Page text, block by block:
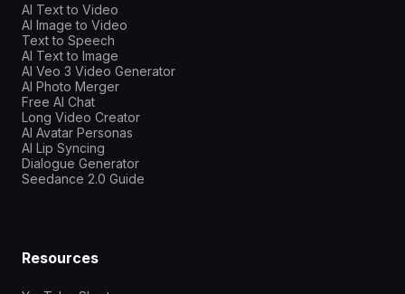
AI Text to Video
AI Image to Video
Text to Speech
AI Text to Image
AI Veo 3 Video Generator
AI Photo Merger
Free AI Chat
Long Video Creator
AI Avatar Personas
AI Lip Syncing
Dialogue Generator
Seedance 2.0 Guide
Resources